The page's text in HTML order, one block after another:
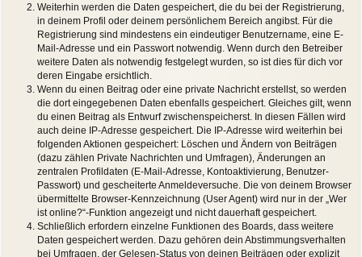
Weiterhin werden die Daten gespeichert, die du bei der Registrierung,
in deinem Profil oder deinem persönlichem Bereich angibst. Für die
Registrierung sind mindestens ein eindeutiger Benutzername, eine E-
Mail-Adresse und ein Passwort notwendig. Wenn durch den Betreiber
weitere Daten als notwendig festgelegt wurden, so ist dies für dich vor
deren Eingabe ersichtlich.
Wenn du einen Beitrag oder eine private Nachricht erstellst, so werden
die dort eingegebenen Daten ebenfalls gespeichert. Gleiches gilt, wenn
du einen Beitrag als Entwurf zwischenspeicherst. In diesen Fällen wird
auch deine IP-Adresse gespeichert. Die IP-Adresse wird weiterhin bei
folgenden Aktionen gespeichert: Löschen und Ändern von Beiträgen
(dazu zählen Private Nachrichten und Umfragen), Änderungen an
zentralen Profildaten (E-Mail-Adresse, Kontoaktivierung, Benutzer-
Passwort) und gescheiterte Anmeldeversuche. Die von deinem Browser
übermittelte Browser-Kennzeichnung (User Agent) wird nur in der „Wer
ist online?“-Funktion angezeigt und nicht dauerhaft gespeichert.
Schließlich erfordern einzelne Funktionen des Boards, dass weitere
Daten gespeichert werden. Dazu gehören dein Abstimmungsverhalten
bei Umfragen, der Gelesen-Status von deinen Beiträgen oder explizit